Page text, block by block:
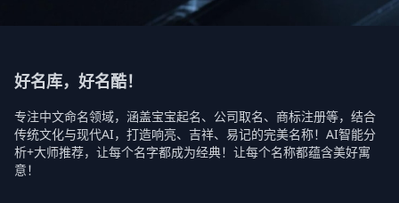
好名库，好名酷！
专注中文命名领域，涵盖宝宝起名、公司取名、商标注册等，结合
传统文化与现代AI，打造响亮、吉祥、易记的完美名称！AI智能分
析+大师推荐，让每个名字都成为经典！让每个名称都蕴含美好寓
意！